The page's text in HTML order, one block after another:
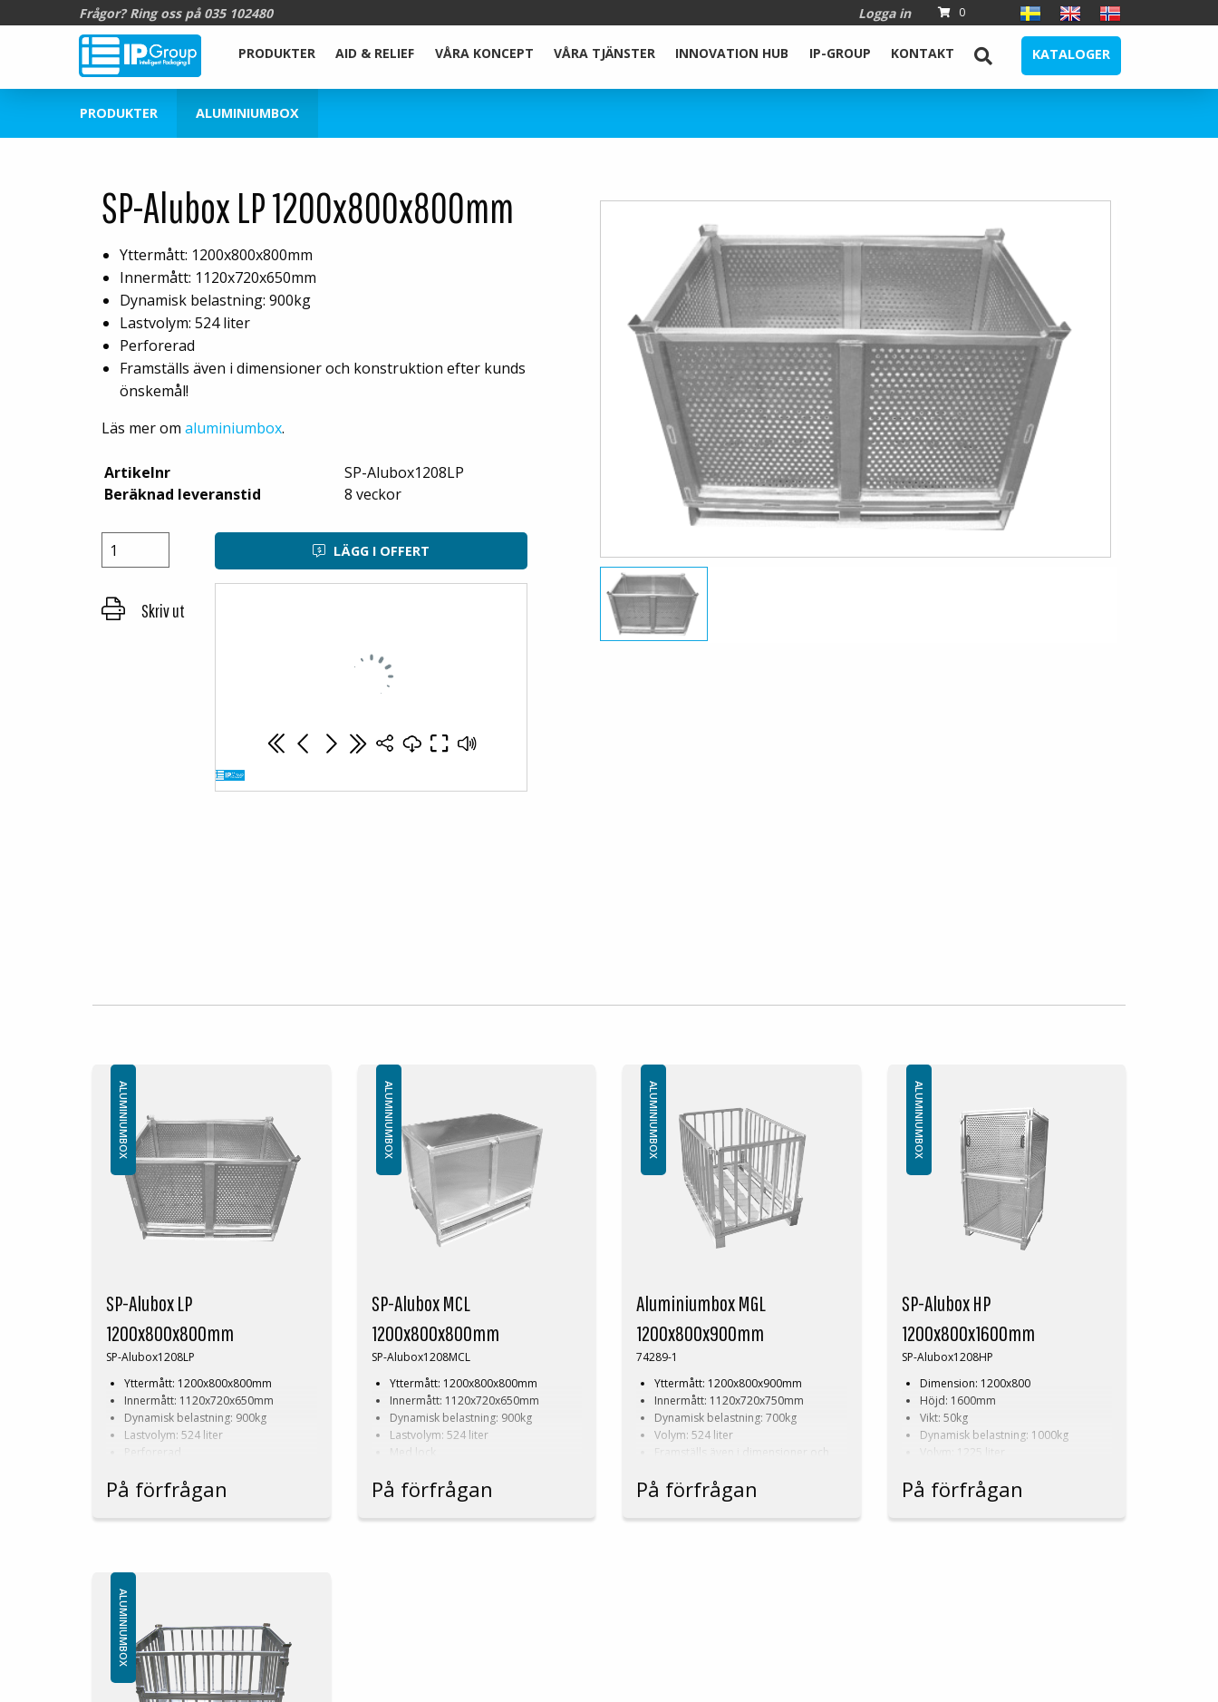
Frågor? Ring oss på 035 102480 Logga in 0
PRODUKTER AID & RELIEF VÅRA KONCEPT VÅRA TJÄNSTER INNOVATION HUB IP-GROUP KONTAKT KATALOGER
PRODUKTER ALUMINIUMBOX
SP-Alubox LP 1200x800x800mm
Yttermått: 1200x800x800mm
Innermått: 1120x720x650mm
Dynamisk belastning: 900kg
Lastvolym: 524 liter
Perforerad
Framställs även i dimensioner och konstruktion efter kunds
önskemål!
Läs mer om aluminiumbox.
Artikelnr
SP-Alubox1208LP
Beräknad leveranstid
8 veckor
LÄGG I OFFERT
Skriv ut
SP-Alubox LP
1200x800x800mm
SP-Alubox1208LP
Yttermått: 1200x800x800mm
Innermått: 1120x720x650mm
Dynamisk belastning: 900kg
Lastvolym: 524 liter
Perforerad
konstruktion efter kunds önskemål!
ALUMINIUMBOX
På förfrågan
SP-Alubox MCL
1200x800x800mm
SP-Alubox1208MCL
Yttermått: 1200x800x800mm
Innermått: 1120x720x650mm
Dynamisk belastning: 900kg
Lastvolym: 524 liter
Med lock
konstruktion efter kunds önskemål!
ALUMINIUMBOX
På förfrågan
Aluminiumbox MGL
1200x800x900mm
74289-1
Yttermått: 1200x800x900mm
Innermått: 1120x720x750mm
Dynamisk belastning: 700kg
Volym: 524 liter
Framställs även i dimensioner och
Läs mer om våraaluminiumboxar
ALUMINIUMBOX
På förfrågan
SP-Alubox HP
1200x800x1600mm
SP-Alubox1208HP
Dimension: 1200x800
Höjd: 1600mm
Vikt: 50kg
Dynamisk belastning: 1000kg
Volym: 1225 liter
Framställs även i dimensioner och
konstruktion efter kunds önskemål!
ALUMINIUMBOX
På förfrågan
ALUMINIUMBOX